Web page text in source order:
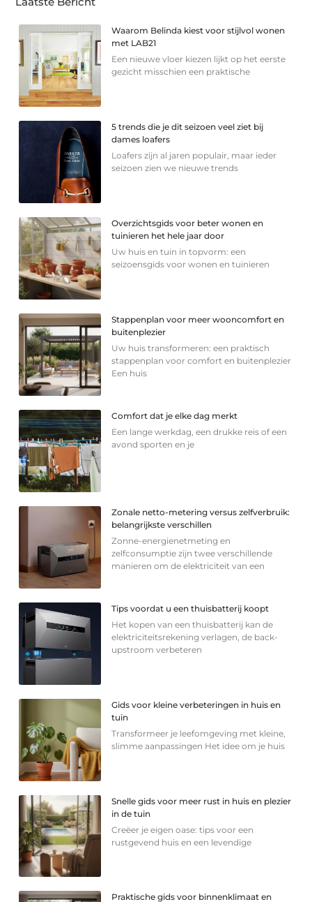
Waarom Belinda kiest voor stijlvol wonen
met LAB21
Een nieuwe vloer kiezen lijkt op het eerste
gezicht misschien een praktische
5 trends die je dit seizoen veel ziet bij
dames loafers
Loafers zijn al jaren populair, maar ieder
seizoen zien we nieuwe trends
Overzichtsgids voor beter wonen en
tuinieren het hele jaar door
Uw huis en tuin in topvorm: een
seizoensgids voor wonen en tuinieren
Stappenplan voor meer wooncomfort en
buitenplezier
Uw huis transformeren: een praktisch
stappenplan voor comfort en buitenplezier
Een huis
Comfort dat je elke dag merkt
Een lange werkdag, een drukke reis of een
avond sporten en je
Zonale netto-metering versus zelfverbruik:
belangrijkste verschillen
Zonne-energienetmeting en
zelfconsumptie zijn twee verschillende
manieren om de elektriciteit van een
Tips voordat u een thuisbatterij koopt
Het kopen van een thuisbatterij kan de
elektriciteitsrekening verlagen, de back-
upstroom verbeteren
Gids voor kleine verbeteringen in huis en
tuin
Transformeer je leefomgeving met kleine,
slimme aanpassingen Het idee om je huis
Snelle gids voor meer rust in huis en plezier
in de tuin
Creëer je eigen oase: tips voor een
rustgevend huis en een levendige
Praktische gids voor binnenklimaat en